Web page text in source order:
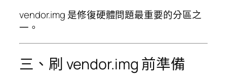
vendor.img 是修復硬體問題最重要的分區之
一。
三、刷 vendor.img 前準備